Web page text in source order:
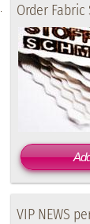
Order
VIP NEWS